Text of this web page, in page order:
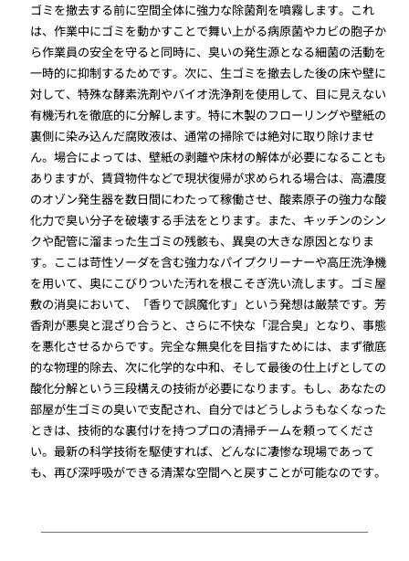
ゴミを撤去する前に空間全体に強力な除菌剤を噴霧します。これ
は、作業中にゴミを動かすことで舞い上がる病原菌やカビの胞子か
ら作業員の安全を守ると同時に、臭いの発生源となる細菌の活動を
一時的に抑制するためです。次に、生ゴミを撤去した後の床や壁に
対して、特殊な酵素洗剤やバイオ洗浄剤を使用して、目に見えない
有機汚れを徹底的に分解します。特に木製のフローリングや壁紙の
裏側に染み込んだ腐敗液は、通常の掃除では絶対に取り除けませ
ん。場合によっては、壁紙の剥離や床材の解体が必要になることも
ありますが、賃貸物件などで現状復帰が求められる場合は、高濃度
のオゾン発生器を数日間にわたって稼働させ、酸素原子の強力な酸
化力で臭い分子を破壊する手法をとります。また、キッチンのシン
クや配管に溜まった生ゴミの残骸も、異臭の大きな原因となりま
す。ここは苛性ソーダを含む強力なパイプクリーナーや高圧洗浄機
を用いて、奥にこびりついた汚れを根こそぎ洗い流します。ゴミ屋
敷の消臭において、「香りで誤魔化す」という発想は厳禁です。芳
香剤が悪臭と混ざり合うと、さらに不快な「混合臭」となり、事態
を悪化させるからです。完全な無臭化を目指すためには、まず徹底
的な物理的除去、次に化学的な中和、そして最後の仕上げとしての
酸化分解という三段構えの技術が必要になります。もし、あなたの
部屋が生ゴミの臭いで支配され、自分ではどうしようもなくなった
ときは、技術的な裏付けを持つプロの清掃チームを頼ってくださ
い。最新の科学技術を駆使すれば、どんなに凄惨な現場であって
も、再び深呼吸ができる清潔な空間へと戻すことが可能なのです。